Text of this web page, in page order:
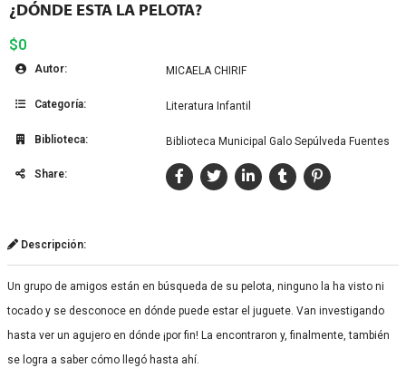
¿DÓNDE ESTA LA PELOTA?
$0
Autor: MICAELA CHIRIF
Categoría: Literatura Infantil
Biblioteca: Biblioteca Municipal Galo Sepúlveda Fuentes
Share:
Descripción:
Un grupo de amigos están en búsqueda de su pelota, ninguno la ha visto ni
tocado y se desconoce en dónde puede estar el juguete. Van investigando
hasta ver un agujero en dónde ¡por fin! La encontraron y, finalmente, también
se logra a saber cómo llegó hasta ahí.